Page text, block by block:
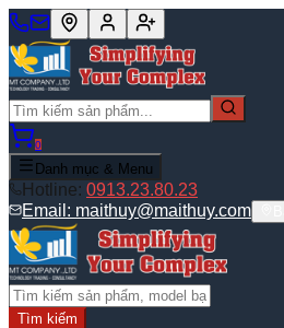
0
Danh mục & Menu
Hotline: 0913.23.80.23
Email: maithuy@maithuy.com
Tìm kiếm